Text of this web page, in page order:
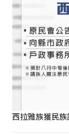
西拉雅族獲民